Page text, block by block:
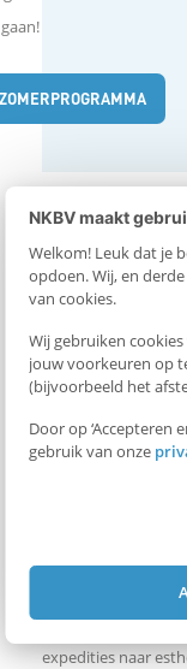
NKBV maakt
Welkom! Leuk dat je
opdoen. Wij, en
van cookies.
Wij gebruiken
jouw voorkeuren op
(bijvoorbeeld het
Door op ‘Accepteren
gebruik van onze
ZOMERPROGRAMMA
Expedities
Wanneer is een
goed om eerst naar
om de Mount
versleepten heel
onderweg.
ruimer en met de
betreft is een
karakter bestaat.
klimt of soms zelfs
expedities naar